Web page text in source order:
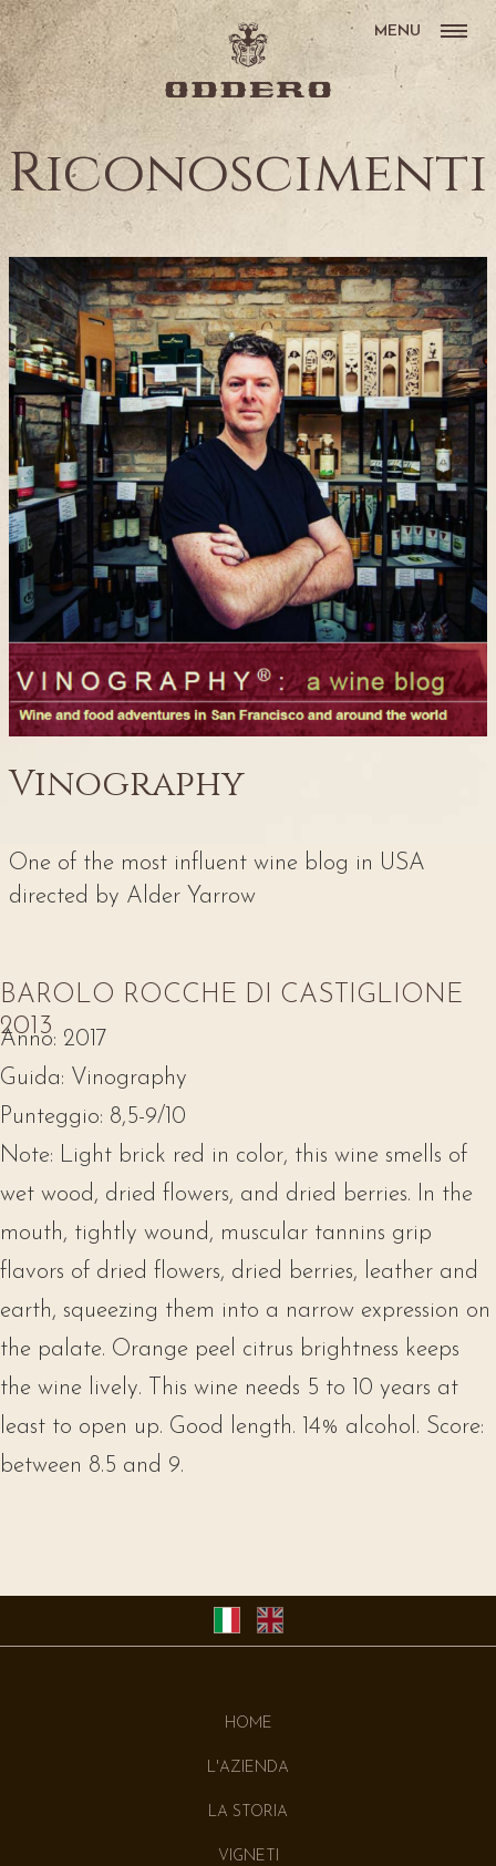
MENU
Riconoscimenti
Vinography
One of the most influent wine blog in USA
directed by Alder Yarrow
BAROLO ROCCHE DI CASTIGLIONE
2013
Anno: 2017
Guida: Vinography
Punteggio: 8,5-9/10
Note: Light brick red in color, this wine smells of
wet wood, dried flowers, and dried berries. In the
mouth, tightly wound, muscular tannins grip
flavors of dried flowers, dried berries, leather and
earth, squeezing them into a narrow expression on
the palate. Orange peel citrus brightness keeps
the wine lively. This wine needs 5 to 10 years at
least to open up. Good length. 14% alcohol. Score:
between 8.5 and 9.
HOME
L'AZIENDA
LA STORIA
VIGNETI